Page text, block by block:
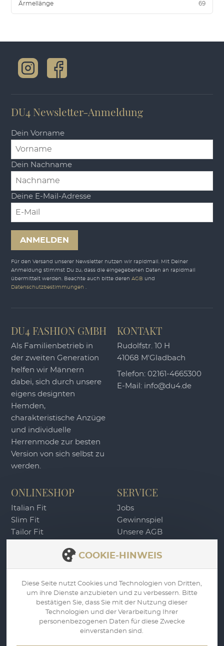
Ärmellänge 69
DU4 Newsletter-Anmeldung
Dein Vorname
Dein Nachname
Deine E-Mail-Adresse
ANMELDEN
Für den Versand unserer Newsletter nutzen wir rapidmail. Mit Deiner
Anmeldung stimmst Du zu, dass die eingegebenen Daten an rapidmail
übermittelt werden. Beachte auch bitte derenAGB und
Datenschutzbestimmungen.
DU4 FASHION GMBH
Als Familienbetrieb in
der zweiten Generation
helfen wir Männern
dabei, sich durch unsere
eigens designten
Hemden,
charakteristische Anzüge
und individuelle
Herrenmode zur besten
Version von sich selbst zu
werden.
KONTAKT
Rudolfstr. 10 H
41068 M'Gladbach
Telefon:02161-4665300
E-Mail: info@du4.de
ONLINESHOP
Italian Fit
Slim Fit
Tailor Fit
SERVICE
Jobs
Gewinnspiel
Unsere AGB
Zahlung & Versand
Datenschutz
Impressum
WIDERRUF
COOKIE-HINWEIS
Diese Seite nutzt Cookies und Technologien von Dritten,
um ihre Dienste anzubieten und zu verbessern. Bitte
bestätigen Sie, dass Sie mit der Nutzung dieser
Technologien und der Verarbeitung Ihrer
personenbezogenen Daten für diese Zwecke
einverstanden sind.